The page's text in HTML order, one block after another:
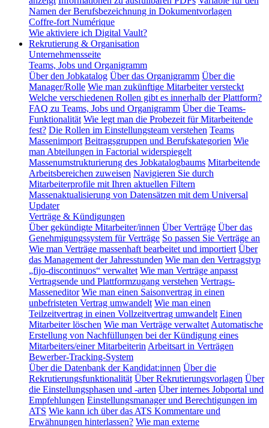
Namen der Berufsbezeichnung in Dokumentvorlagen
Coffre-fort Numérique
Wie aktiviere ich Digital Vault?
Rekrutierung & Organisation
Unternehmensseite
Teams, Jobs und Organigramm
Über den Jobkatalog Über das Organigramm Über die
Manager/Rolle Wie man zukünftige Mitarbeiter versteckt
Welche verschiedenen Rollen gibt es innerhalb der Plattform?
FAQ zu Teams, Jobs und Organigramm Über die Teams-
Funktionalität Wie legt man die Probezeit für Mitarbeitende
fest? Die Rollen im Einstellungsteam verstehen Teams
Massenimport Beitragsgruppen und Berufskategorien Wie
man Abteilungen in Factorial widerspiegelt
Massenumstrukturierung des Jobkatalogbaums Mitarbeitende
Arbeitsbereichen zuweisen Navigieren Sie durch
Mitarbeiterprofile mit Ihren aktuellen Filtern
Massenaktualisierung von Datensätzen mit dem Universal
Updater
Verträge & Kündigungen
Über gekündigte Mitarbeiter/innen Über Verträge Über das
Genehmigungssystem für Verträge So passen Sie Verträge an
Wie man Verträge massenhaft bearbeitet und importiert Über
das Management der Jahresstunden Wie man den Vertragstyp
„fijo-discontinuos“ verwaltet Wie man Verträge anpasst
Vertragsende und Plattformzugang verstehen Vertrags-
Masseneditor Wie man einen Saisonvertrag in einen
unbefristeten Vertrag umwandelt Wie man einen
Teilzeitvertrag in einen Vollzeitvertrag umwandelt Einen
Mitarbeiter löschen Wie man Verträge verwaltet Automatische
Erstellung von Nachfüllungen bei der Kündigung eines
Mitarbeiters/einer Mitarbeiterin Arbeitsart in Verträgen
Bewerber-Tracking-System
Über die Datenbank der Kandidat:innen Über die
Rekrutierungsfunktionalität Über Rekrutierungsvorlagen Über
die Einstellungsphasen und -arten Über internes Jobportal und
Empfehlungen Einstellungsmanager und Berechtigungen im
ATS Wie kann ich über das ATS Kommentare und
Erwähnungen hinterlassen? Wie man externe